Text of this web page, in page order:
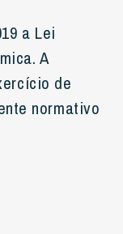
a Lei
A
de
normativo